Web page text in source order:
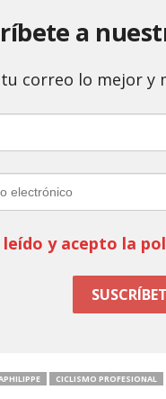
a
correo lo mejor y
leído y acepto la
CICLISMO PROFESIONAL